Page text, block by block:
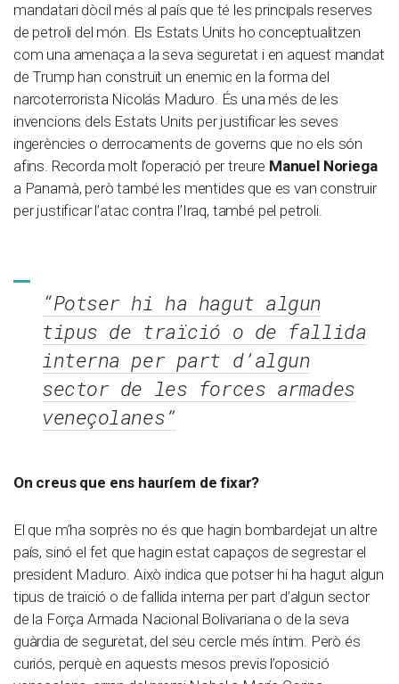
mandatari dòcil més al país que té les principals reserves
de petroli del món. Els Estats Units ho conceptualitzen
com una amenaça a la seva seguretat i en aquest mandat
de Trump han construït un enemic en la forma del
narcoterrorista Nicolás Maduro. És una més de les
invencions dels Estats Units per justificar les seves
ingerències o derrocaments de governs que no els són
afins. Recorda molt l’operació per treure Manuel Noriega
a Panamà, però també les mentides que es van construir
per justificar l’atac contra l’Iraq, també pel petroli.
“Potser hi ha hagut algun
tipus de traïció o de fallida
interna per part d’algun
sector de les forces armades
veneçolanes”
On creus que ens hauríem de fixar?
El que m’ha sorprès no és que hagin bombardejat un altre
país, sinó el fet que hagin estat capaços de segrestar el
president Maduro. Això indica que potser hi ha hagut algun
tipus de traïció o de fallida interna per part d’algun sector
de la Força Armada Nacional Bolivariana o de la seva
guàrdia de seguretat, del seu cercle més íntim. Però és
curiós, perquè en aquests mesos previs l’oposició